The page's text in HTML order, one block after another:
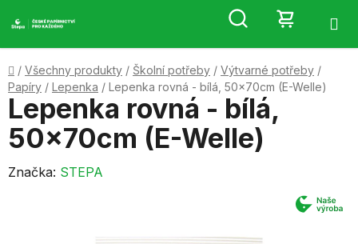
na
Hledat
KOŠÍK
Domů
/ Všechny produkty / Školní potřeby / Výtvarné potřeby /
Papíry / Lepenka / Lepenka rovná - bílá, 50x70cm (E-Welle)
Lepenka rovná - bílá,
50x70cm (E-Welle)
Značka: STEPA